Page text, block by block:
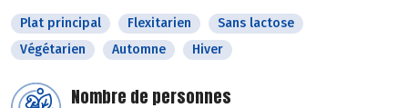
Plat principal Flexitarien
Sans lactose
Végétarien
Automne Hiver
Nombre de personnes